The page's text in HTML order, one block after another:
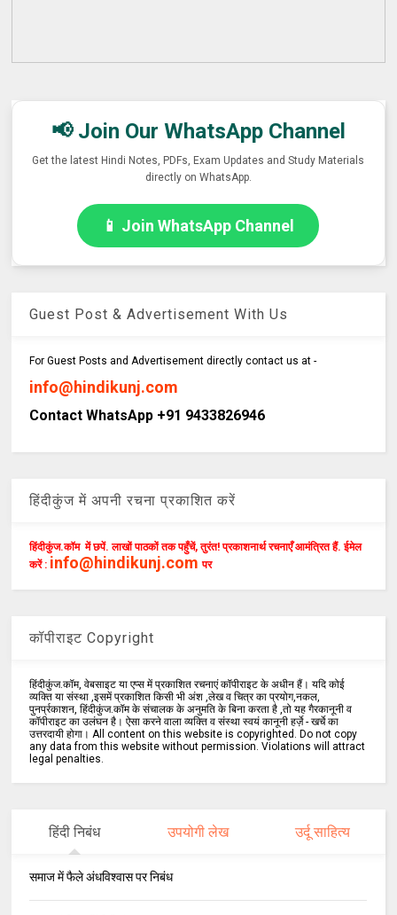
📢 Join Our WhatsApp Channel
Get the latest Hindi Notes, PDFs, Exam Updates and Study Materials
directly on WhatsApp.
📱 Join WhatsApp Channel
Guest Post & Advertisement With Us
For Guest Posts and Advertisement directly contact us at -
info@hindikunj.com
Contact WhatsApp +91 9433826946
हिंदीकुंज में अपनी रचना प्रकाशित करें
हिंदीकुंज.कॉम में छपें. लाखों पाठकों तक पहुँचें, तुरंत! प्रकाशनार्थ रचनाएँ आमंत्रित हैं. ईमेल
करें : info@hindikunj.com पर
कॉपीराइट Copyright
हिंदीकुंज.कॉम, वेबसाइट या एप्स में प्रकाशित रचनाएं कॉपीराइट के अधीन हैं। यदि कोई
व्यक्ति या संस्था ,इसमें प्रकाशित किसी भी अंश ,लेख व चित्र का प्रयोग,नकल,
पुनर्प्रकाशन, हिंदीकुंज.कॉम के संचालक के अनुमति के बिना करता है ,तो यह गैरकानूनी व
कॉपीराइट का उलंघन है। ऐसा करने वाला व्यक्ति व संस्था स्वयं कानूनी हर्ज़े - खर्चे का
उत्तरदायी होगा। All content on this website is copyrighted. Do not copy
any data from this website without permission. Violations will attract
legal penalties.
हिंदी निबंध उपयोगी लेख उर्दू साहित्य
समाज में फैले अंधविश्वास पर निबंध